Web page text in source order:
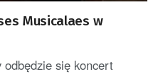
Musicalaes w
odbędzie się koncert